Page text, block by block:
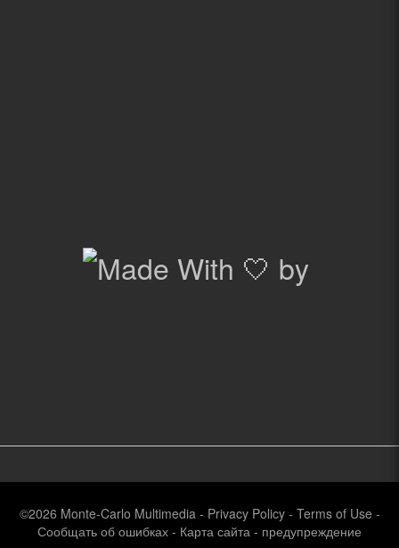
©2026 Monte-Carlo Multimedia - Privacy Policy- Terms of Use -
Сообщать об ошибках - Карта сайта - предупреждение